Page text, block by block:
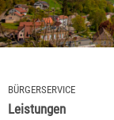
BÜRGERSERVICE
Leistungen